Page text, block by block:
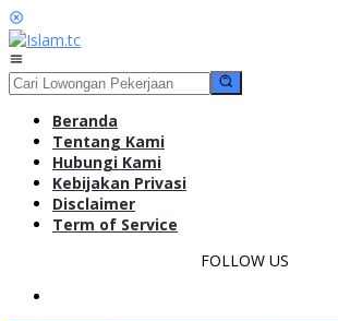
Loncat
ke
konten
Mobile
Beranda
Tentang Kami
Hubungi Kami
Kebijakan Privasi
Disclaimer
Term of Service
FOLLOW US